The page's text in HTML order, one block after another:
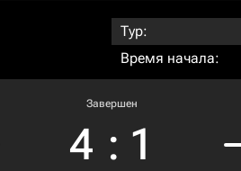
Тур:
Время начала:
Завершен
4 : 1